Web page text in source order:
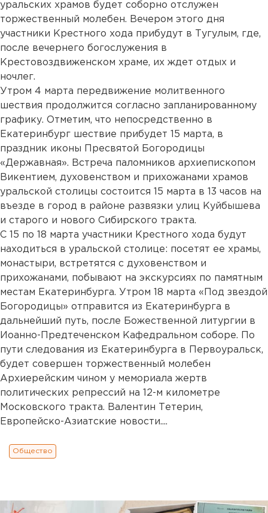
уральских храмов будет соборно отслужен
торжественный молебен. Вечером этого дня
участники Крестного хода прибудут в Тугулым, где,
после вечернего богослужения в
Крестовоздвиженском храме, их ждет отдых и
ночлег.
Утром 4 марта передвижение молитвенного
шествия продолжится согласно запланированному
графику. Отметим, что непосредственно в
Екатеринбург шествие прибудет 15 марта, в
праздник иконы Пресвятой Богородицы
«Державная». Встреча паломников архиепископом
Викентием, духовенством и прихожанами храмов
уральской столицы состоится 15 марта в 13 часов на
въезде в город в районе развязки улиц Куйбышева
и старого и нового Сибирского тракта.
С 15 по 18 марта участники Крестного хода будут
находиться в уральской столице: посетят ее храмы,
монастыри, встретятся с духовенством и
прихожанами, побывают на экскурсиях по памятным
местам Екатеринбурга. Утром 18 марта «Под звездой
Богородицы» отправится из Екатеринбурга в
дальнейший путь, после Божественной литургии в
Иоанно-Предтеченском Кафедральном соборе. По
пути следования из Екатеринбурга в Первоуральск,
будет совершен торжественный молебен
Архиерейским чином у мемориала жертв
политических репрессий на 12-м километре
Московского тракта. Валентин Тетерин,
Европейско-Азиатские новости....
Общество